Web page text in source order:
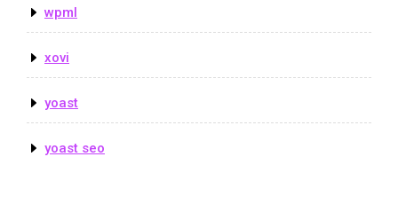
wpml
xovi
yoast
yoast seo